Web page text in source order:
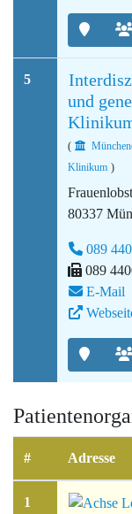
5
und
(
Klinikum )
80337
089
089
E-Mail
# Adresse
1